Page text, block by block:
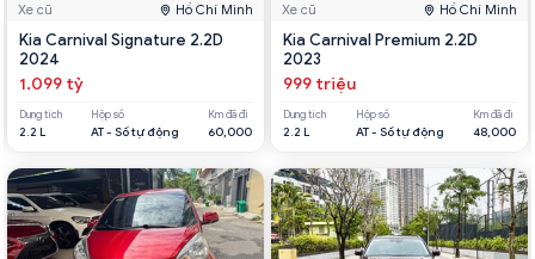
Xe cũ Hồ Chí Minh
Kia Carnival Signature 2.2D
2024
1.099 tỷ
Dung tích
2.2 L
Hộp số
AT - Số tự động
Km đã đi
60,000
Xe cũ Hồ Chí Minh
Kia Carnival Premium 2.2D
2023
999 triệu
Dung tích
2.2 L
Hộp số
AT - Số tự động
Km đã đi
48,000